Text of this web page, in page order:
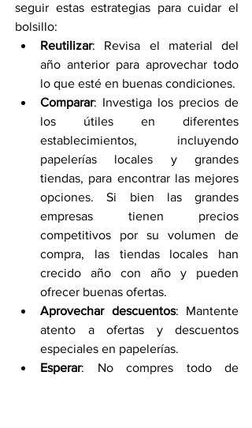
seguir estas estrategias para cuidar el
bolsillo:
Reutilizar: Revisa el material del
año anterior para aprovechar todo
lo que esté en buenas condiciones.
Comparar: Investiga los precios de
los útiles en diferentes
establecimientos, incluyendo
papelerías locales y grandes
tiendas, para encontrar las mejores
opciones. Si bien las grandes
empresas tienen precios
competitivos por su volumen de
compra, las tiendas locales han
crecido año con año y pueden
ofrecer buenas ofertas.
Aprovechar descuentos: Mantente
atento a ofertas y descuentos
especiales en papelerías.
Esperar: No compres todo de